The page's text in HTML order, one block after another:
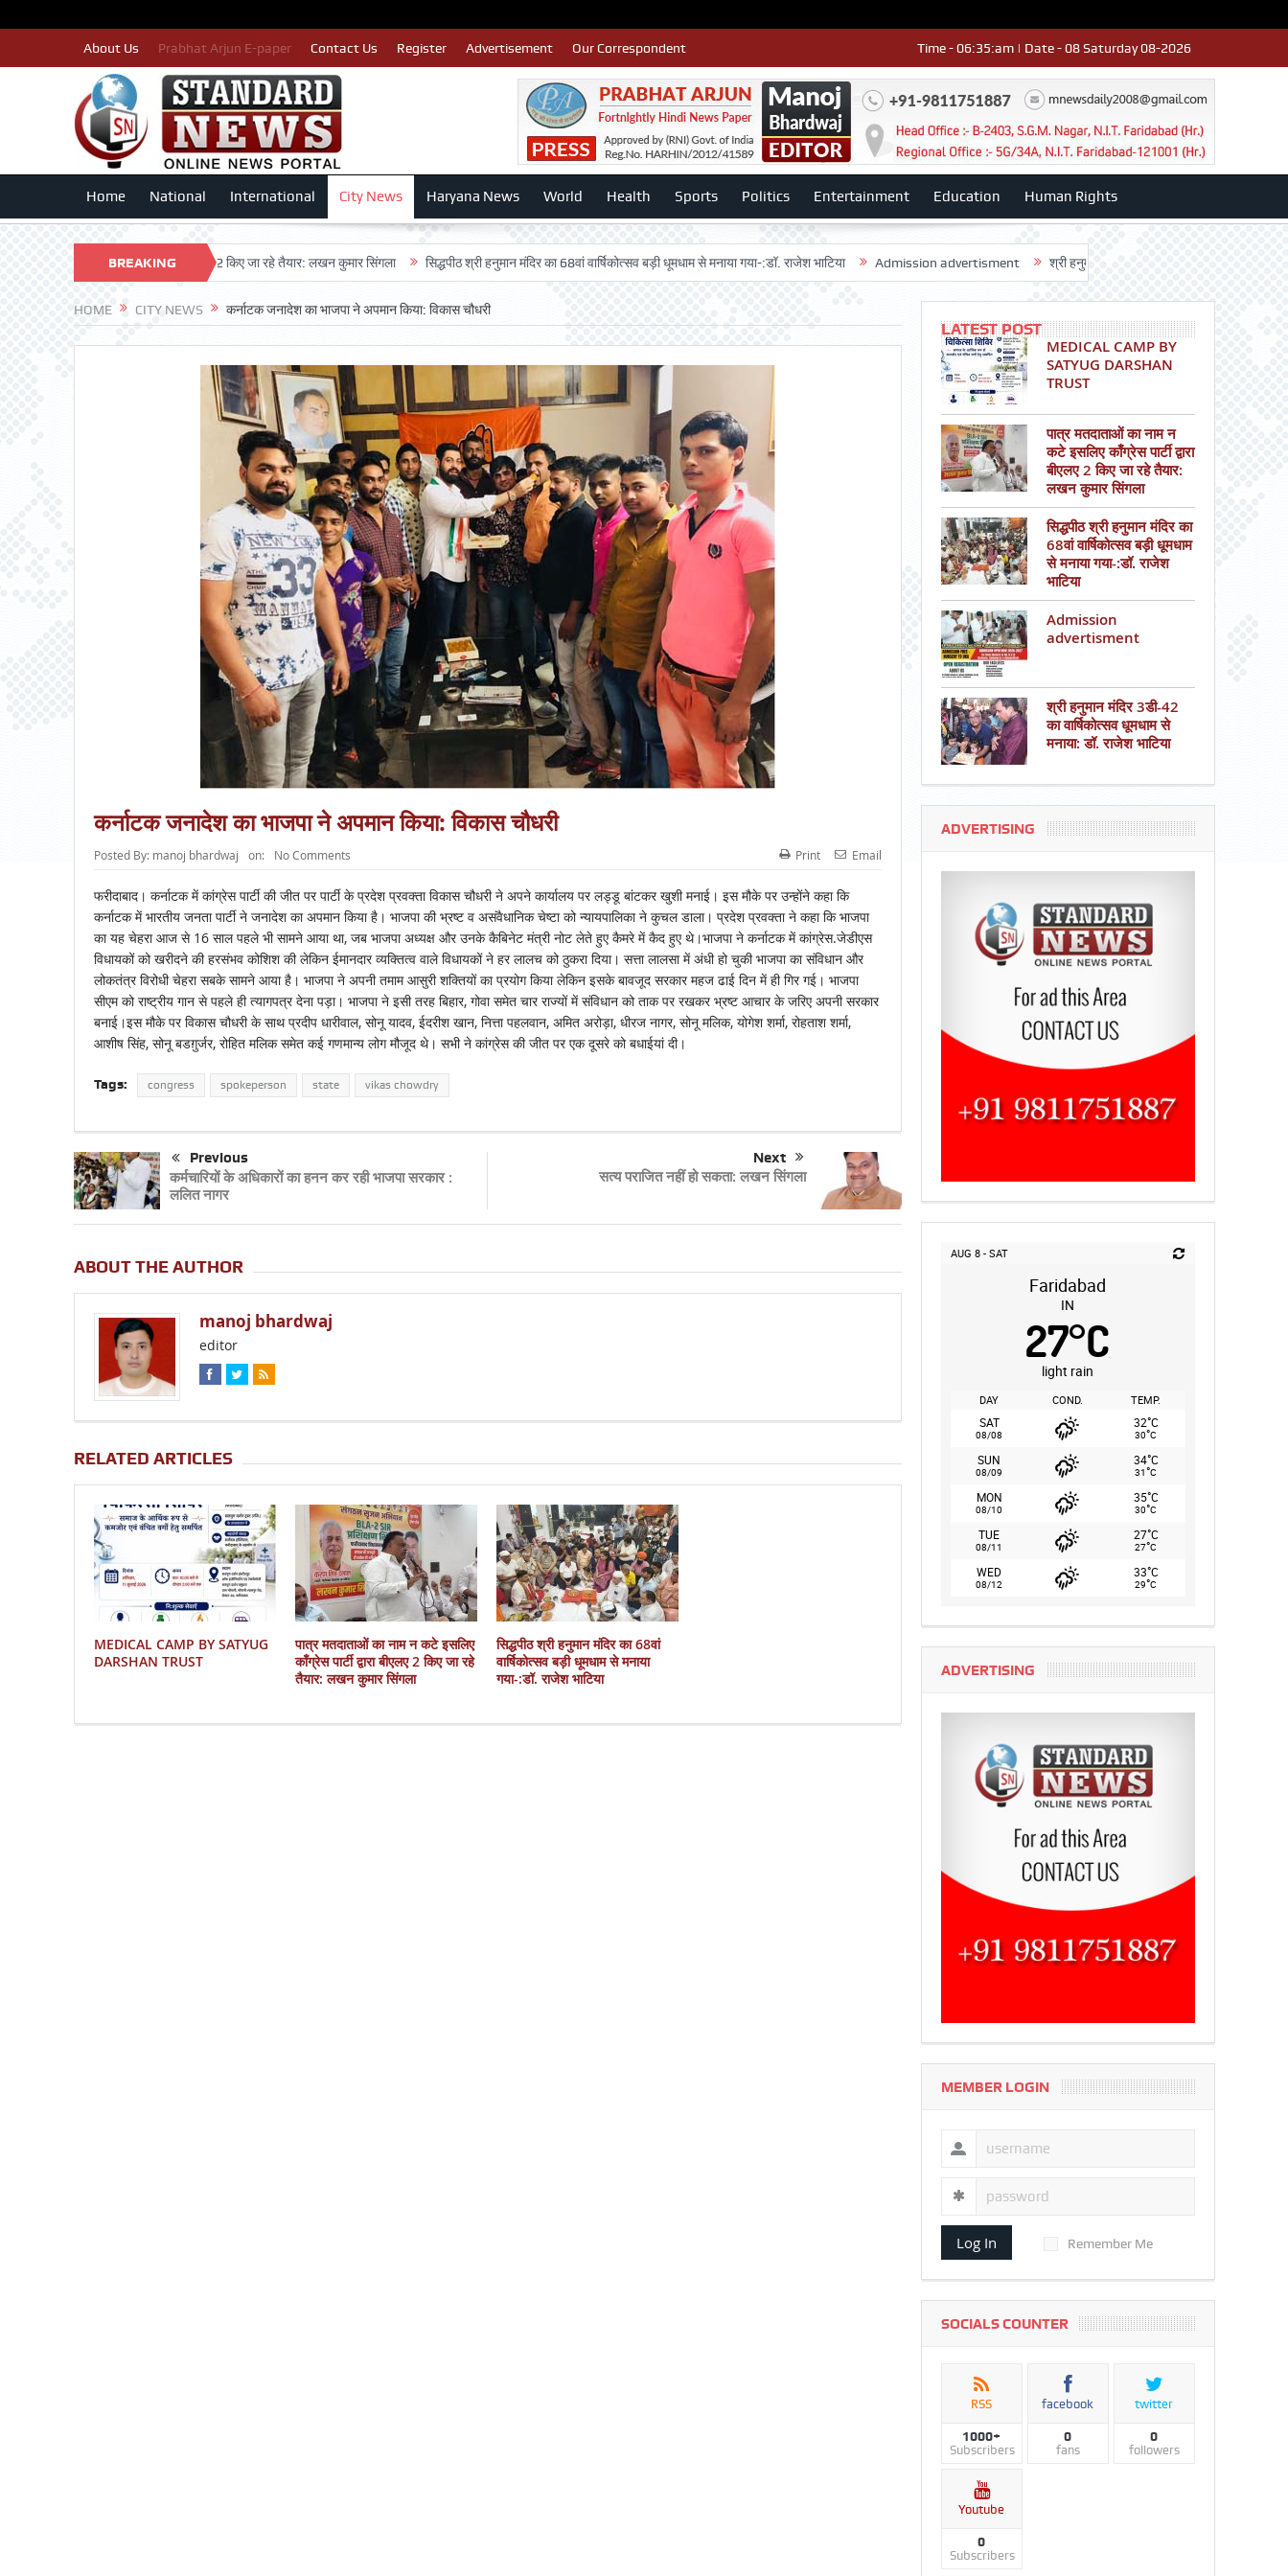
About Us Prabhat Arjun E-paper Contact Us Register Advertisement Our Correspondent Time - 06:35:am | Date - 08 Saturday 08-2026
Home National International City News Haryana News World Health Sports Politics Entertainment Education Human Rights
BREAKING
NEWS
काँग्रेस पार्टी द्वारा बीएलए 2 किए जा रहे तैयार: लखन कुमार सिंगला सिद्धपीठ श्री हनुमान मंदिर का 68वां वार्षिकोत्सव बड़ी धूमधाम से मनाया गया-:डॉ. राजेश भाटिया Admission advertisment श्री हनुमान मंदिर 3डी-42 का वार्षिकोत्सव धूमधाम से मनाया: डॉ.
HOME CITY NEWS कर्नाटक जनादेश का भाजपा ने अपमान किया: विकास चौधरी
कर्नाटक जनादेश का भाजपा ने अपमान किया: विकास चौधरी
Posted By: manoj bhardwaj on: No Comments Print Email
फरीदाबाद। कर्नाटक में कांग्रेस पार्टी की जीत पर पार्टी के प्रदेश प्रवक्ता विकास चौधरी ने अपने कार्यालय पर लड्डू बांटकर खुशी मनाई। इस मौके पर उन्होंने कहा कि
कर्नाटक में भारतीय जनता पार्टी ने जनादेश का अपमान किया है। भाजपा की भ्रष्ट व असंवैधानिक चेष्टा को न्यायपालिका ने कुचल डाला। प्रदेश प्रवक्ता ने कहा कि भाजपा
का यह चेहरा आज से 16 साल पहले भी सामने आया था, जब भाजपा अध्यक्ष और उनके कैबिनेट मंत्री नोट लेते हुए कैमरे में कैद हुए थे।भाजपा ने कर्नाटक में कांग्रेस.जेडीएस
विधायकों को खरीदने की हरसंभव कोशिश की लेकिन ईमानदार व्यक्तित्व वाले विधायकों ने हर लालच को ठुकरा दिया। सत्ता लालसा में अंधी हो चुकी भाजपा का संविधान और
लोकतंत्र विरोधी चेहरा सबके सामने आया है। भाजपा ने अपनी तमाम आसुरी शक्तियों का प्रयोग किया लेकिन इसके बावजूद सरकार महज ढाई दिन में ही गिर गई। भाजपा
सीएम को राष्ट्रीय गान से पहले ही त्यागपत्र देना पड़ा। भाजपा ने इसी तरह बिहार, गोवा समेत चार राज्यों में संविधान को ताक पर रखकर भ्रष्ट आचार के जरिए अपनी सरकार
बनाई।इस मौके पर विकास चौधरी के साथ प्रदीप धारीवाल, सोनू यादव, ईदरीश खान, नित्ता पहलवान, अमित अरोड़ा, धीरज नागर, सोनू मलिक, योगेश शर्मा, रोहताश शर्मा,
आशीष सिंह, सोनू बडग़ुर्जर, रोहित मलिक समेत कई गणमान्य लोग मौजूद थे। सभी ने कांग्रेस की जीत पर एक दूसरे को बधाईयां दी।
Tags: congress spokeperson state vikas chowdry
Previous
कर्मचारियों के अधिकारों का हनन कर रही भाजपा सरकार :
ललित नागर
Next
सत्य पराजित नहीं हो सकता: लखन सिंगला
ABOUT THE AUTHOR
manoj bhardwaj
editor
RELATED ARTICLES
MEDICAL CAMP BY SATYUG
DARSHAN TRUST
पात्र मतदाताओं का नाम न कटे इसलिए
काँग्रेस पार्टी द्वारा बीएलए 2 किए जा रहे
तैयार: लखन कुमार सिंगला
सिद्धपीठ श्री हनुमान मंदिर का 68वां
वार्षिकोत्सव बड़ी धूमधाम से मनाया
गया-:डॉ. राजेश भाटिया
LATEST POST
MEDICAL CAMP BY
SATYUG DARSHAN
TRUST
पात्र मतदाताओं का नाम न
कटे इसलिए काँग्रेस पार्टी द्वारा
बीएलए 2 किए जा रहे तैयार:
लखन कुमार सिंगला
सिद्धपीठ श्री हनुमान मंदिर का
68वां वार्षिकोत्सव बड़ी धूमधाम
से मनाया गया-:डॉ. राजेश
भाटिया
Admission
advertisment
श्री हनुमान मंदिर 3डी-42
का वार्षिकोत्सव धूमधाम से
मनाया: डॉ. राजेश भाटिया
ADVERTISING
AUG 8 - SAT
Faridabad
IN
27°C
light rain
DAY COND. TEMP.
SAT
08/08
32°C
30°C
SUN
08/09
34°C
31°C
MON
08/10
35°C
30°C
TUE
08/11
27°C
27°C
WED
08/12
33°C
29°C
ADVERTISING
MEMBER LOGIN
Log In Remember Me
SOCIALS COUNTER
RSS
1000+
Subscribers
facebook
0
fans
twitter
0
followers
Youtube
0
Subscribers